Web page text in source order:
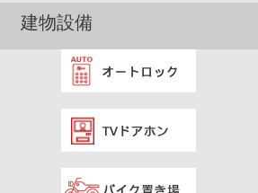
建物設備